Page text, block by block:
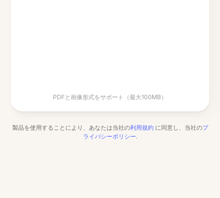
PDFと画像形式をサポート（最大100MB）
製品を使用することにより、あなたは当社の利用規約 に同意し、当社のプ
ライバシーポリシー.